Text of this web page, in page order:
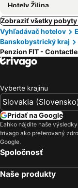
Hotely Žilina
Zobraziť všetky
Vyhľadávač hotelov
Banskobystrický kraj
Penzion FIT -
Vyberte krajinu
Pridať na Google
Ľahko nájdite naše
trivago ako preferovaný
Google.
Spoločnosť
Naše produkty